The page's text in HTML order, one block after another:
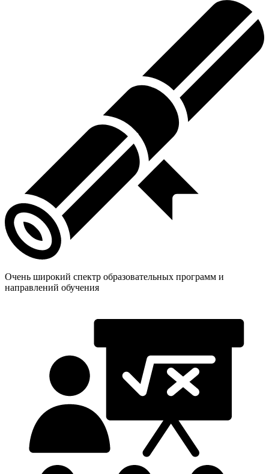
Очень широкий спектр образовательных программ и
направлений обучения